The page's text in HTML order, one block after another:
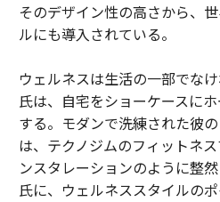
そのデザイン性の高さから、
ルにも導入されている。
ウェルネスは生活の一部でな
氏は、自宅をショーケースに
する。モダンで洗練された彼
は、テクノジムのフィットネ
ンスタレーションのように整
氏に、ウェルネススタイルの